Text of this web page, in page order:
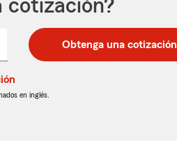
cotización?
Obtenga una cotización
en inglés.